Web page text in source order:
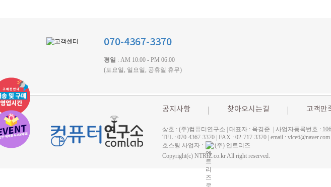
070-4367-3370
평일 : AM 10:00 - PM 06:00
(토요일, 일요일, 공휴일 휴무)
공지사항 찾아오시는길 고객만
상호 : (주)컴퓨터연구소 | 대표자 : 육경준 | 사업자등록번호 :
TEL : 070-4367-3370 | FAX : 02-717-3370 | email :
호스팅 사업자 :
(주) 엔트리즈
Copyright(c) NTRIZ.co.kr All right reserved.